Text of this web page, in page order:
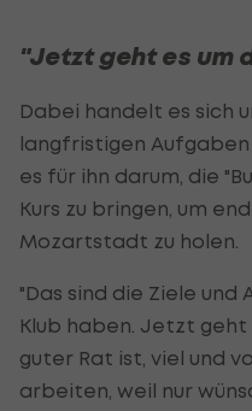
"Jetzt geht es um
Dabei handelt es sich
langfristigen
es für ihn darum, die
Kurs zu bringen, um
Mozartstadt zu holen.
"Das sind die Ziele und
Klub haben. Jetzt geht
guter Rat ist, viel und
arbeiten, weil nur